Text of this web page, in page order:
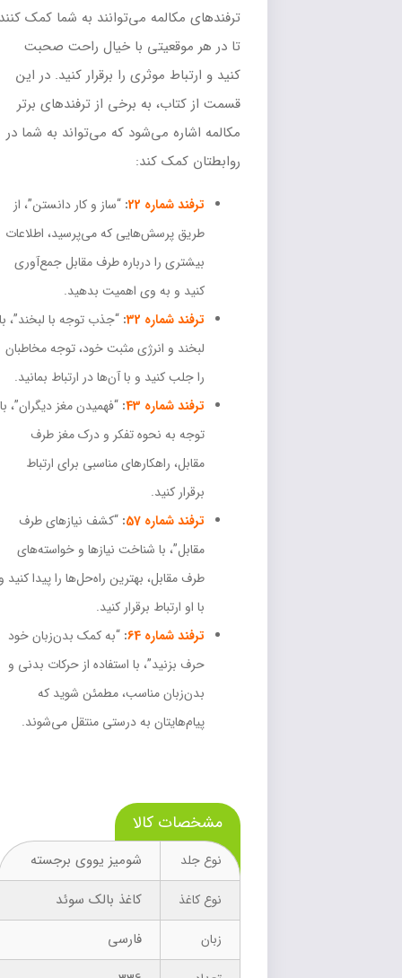
ترفندهای مکالمه می‌توانند به شما کمک کنند
تا در هر موقعیتی با خیال راحت صحبت
کنید و ارتباط موثری را برقرار کنید. در این
قسمت از کتاب، به برخی از ترفندهای برتر
مکالمه اشاره می‌شود که می‌تواند به شما در
روابطتان کمک کند:
ترفند شماره 22 :“ساز و کار دانستن”، از
طریق پرسش‌هایی که می‌پرسید، اطلاعات
بیشتری را درباره طرف مقابل جمع‌آوری
کنید و به وی اهمیت بدهید.
ترفند شماره 32
:“جذب توجه با لبخند”، با
لبخند و انرژی مثبت خود، توجه مخاطبان
را جلب کنید و با آن‌ها در ارتباط بمانید.
ترفند شماره 43
:“فهمیدن مغز دیگران”، با
توجه به نحوه تفکر و درک مغز طرف
مقابل، راهکارهای مناسبی برای ارتباط
برقرار کنید.
ترفند شماره 57
:“کشف نیازهای طرف
مقابل”، با شناخت نیازها و خواسته‌های
طرف مقابل، بهترین راه‌حل‌ها را پیدا کنید و
با او ارتباط برقرار کنید.
ترفند شماره 64
:“به کمک بدن‌زبان خود
حرف بزنید”، با استفاده از حرکات بدنی و
بدن‌زبان مناسب، مطمئن شوید که
پیام‌هایتان به درستی منتقل می‌شوند.
مشخصات کالا
نوع جلد شومیز یووی برجسته
کاغذ بالک سوئد